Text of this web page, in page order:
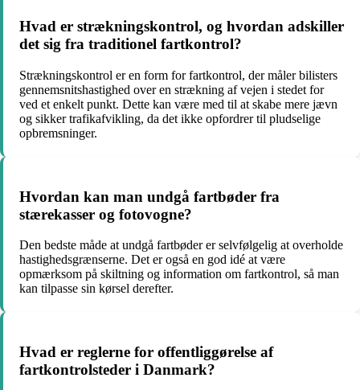
Hvad er strækningskontrol, og hvordan adskiller
det sig fra traditionel fartkontrol?
Strækningskontrol er en form for fartkontrol, der måler bilisters
gennemsnitshastighed over en strækning af vejen i stedet for
ved et enkelt punkt. Dette kan være med til at skabe mere jævn
og sikker trafikafvikling, da det ikke opfordrer til pludselige
opbremsninger.
Hvordan kan man undgå fartbøder fra
stærekasser og fotovogne?
Den bedste måde at undgå fartbøder er selvfølgelig at overholde
hastighedsgrænserne. Det er også en god idé at være
opmærksom på skiltning og information om fartkontrol, så man
kan tilpasse sin kørsel derefter.
Hvad er reglerne for offentliggørelse af
fartkontrolsteder i Danmark?